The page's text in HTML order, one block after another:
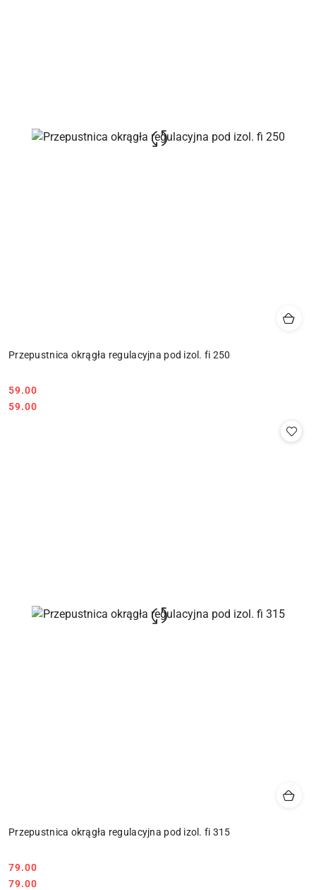
Przepustnica okrągła regulacyjna pod izol. fi 250
Cena:
59.00
Cena:
59.00
Przepustnica okrągła regulacyjna pod izol. fi 315
Cena:
79.00
Cena:
79.00